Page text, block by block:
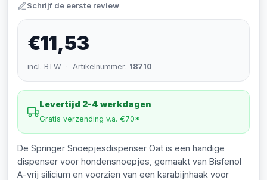
Schrijf de eerste review
€11,53
incl. BTW · Artikelnummer: 18710
Levertijd 2-4 werkdagen
Gratis verzending v.a. €70*
De Springer Snoepjesdispenser Oat is een handige
dispenser voor hondensnoepjes, gemaakt van Bisfenol
A-vrij silicium en voorzien van een karabijnhaak voor